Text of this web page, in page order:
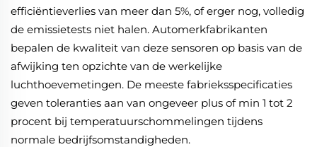
efficiëntieverlies van meer dan 5%, of erger nog, volledig
de emissietests niet halen. Automerkfabrikanten
bepalen de kwaliteit van deze sensoren op basis van de
afwijking ten opzichte van de werkelijke
luchthoevemetingen. De meeste fabrieksspecificaties
geven toleranties aan van ongeveer plus of min 1 tot 2
procent bij temperatuurschommelingen tijdens
normale bedrijfsomstandigheden.